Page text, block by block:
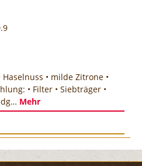
Haselnuss • milde Zitrone •
• Filter • Siebträger •
Mehr